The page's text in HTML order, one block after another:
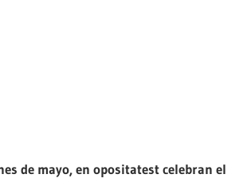
de mayo, en opositatest celebran el